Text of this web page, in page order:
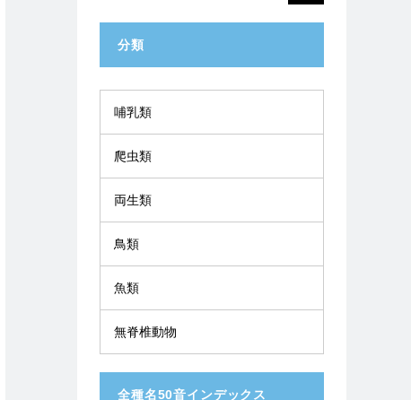
分類
哺乳類
爬虫類
両生類
鳥類
魚類
無脊椎動物
全種名50音インデックス